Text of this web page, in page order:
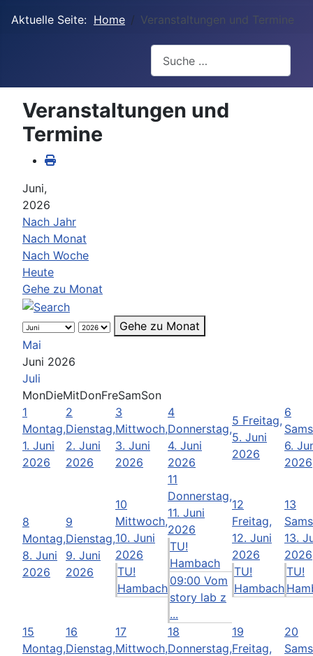
Aktuelle Seite: Home Veranstaltungen und Termine
Veranstaltungen und
Termine
Juni,
2026
Nach Jahr
Nach Monat
Nach Woche
Heute
Gehe zu Monat
Gehe zu Monat
Mai
Juni 2026
Juli
MonDieMitDonFreSamSon
1
Montag,
1. Juni
2026
2
Dienstag,
2. Juni
2026
3
Mittwoch,
3. Juni
2026
4
Donnerstag,
4. Juni
2026
5 Freitag,
5. Juni
2026
6
6.
2026
8
Montag,
8. Juni
2026
9
Dienstag,
9. Juni
2026
10
Mittwoch,
10. Juni
2026
TU!
Hambach
11
Donnerstag,
11. Juni
2026
TU!
Hambach
09:00 Vom
story lab z
...
12
Freitag,
12. Juni
2026
TU!
Hambach
13
13.
2026
TU!
15
Montag,
16
Dienstag,
17
Mittwoch,
18
Donnerstag,
19
Freitag,
20